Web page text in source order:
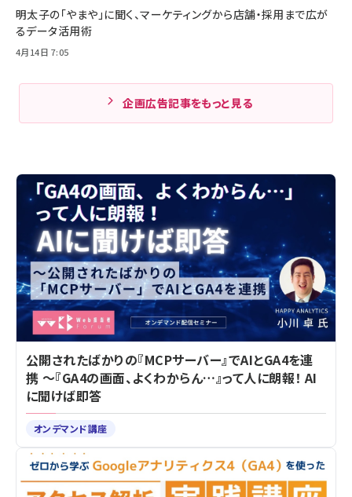
明太子の「やまや」に聞く、マーケティングから店舗・採用まで広が
るデータ活用術
4月14日 7:05
企画広告記事をもっと見る
公開されたばかりの『MCPサーバー』でAIとGA4を連
携 ～『GA4の画面、よくわからん…』って人に朗報！ AI
に聞けば即答
オンデマンド講座